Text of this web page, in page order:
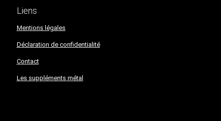
Liens
Mentions légales
Déclaration de confidentialité​​​​​​​
Contact
Les suppléments métal